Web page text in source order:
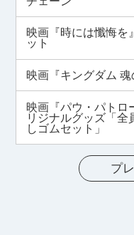
映画『時には懺悔を
ット
映画『キングダム
映画『パウ・パトロ
リジナルグッズ「
しゴムセット」
プ